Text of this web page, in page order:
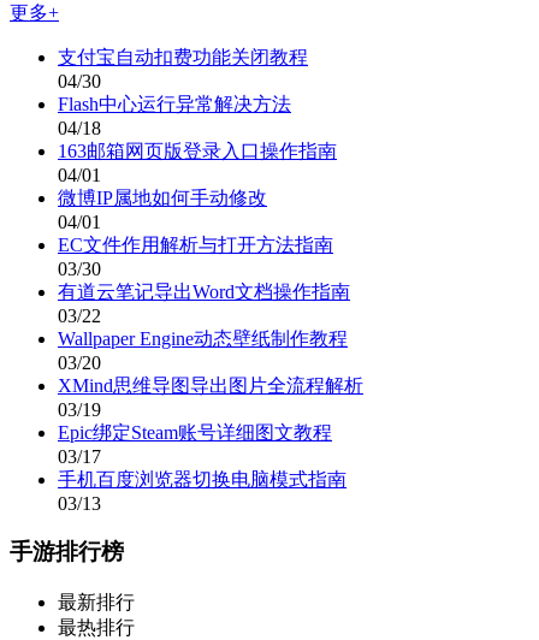
更多+
支付宝自动扣费功能关闭教程
04/30
Flash中心运行异常解决方法
04/18
163邮箱网页版登录入口操作指南
04/01
微博IP属地如何手动修改
04/01
EC文件作用解析与打开方法指南
03/30
有道云笔记导出Word文档操作指南
03/22
Wallpaper Engine动态壁纸制作教程
03/20
XMind思维导图导出图片全流程解析
03/19
Epic绑定Steam账号详细图文教程
03/17
手机百度浏览器切换电脑模式指南
03/13
手游排行榜
最新排行
最热排行